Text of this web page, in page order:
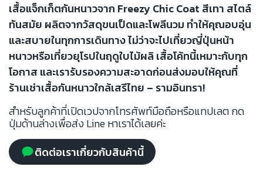
เสื้อแจ็กเก็ตกันหนาวจาก Freezy Chic Coat สีเทา สไตล์
ทันสมัย ผลิตจากวัสดุขนเป็ดและโพลีนวม ทำให้คุณอบอุ่น
และสบายในทุกการเดินทาง ไม่ว่าจะไปเที่ยวญี่ปุ่นหน้า
หนาวหรือเที่ยวยุโรปในฤดูใบไม้ผลิ เสื้อโค้ทนี้เหมาะกับทุก
โอกาส และเรารับรองความสะอาดก่อนส่งมอบให้คุณที่
ร้านเช่าเสื้อกันหนาวใกล้เสรีไทย – รามอินทรา!
สำหรับลูกค้าที่เปิดเวปจากโทรศัพท์มือถือหรือแทปเลต กด
ปุ่มด้านล่างเพื่อส่ง Line หาเราได้เลยค่ะ
ติดต่อเราเกี่ยวกับสินค้านี้